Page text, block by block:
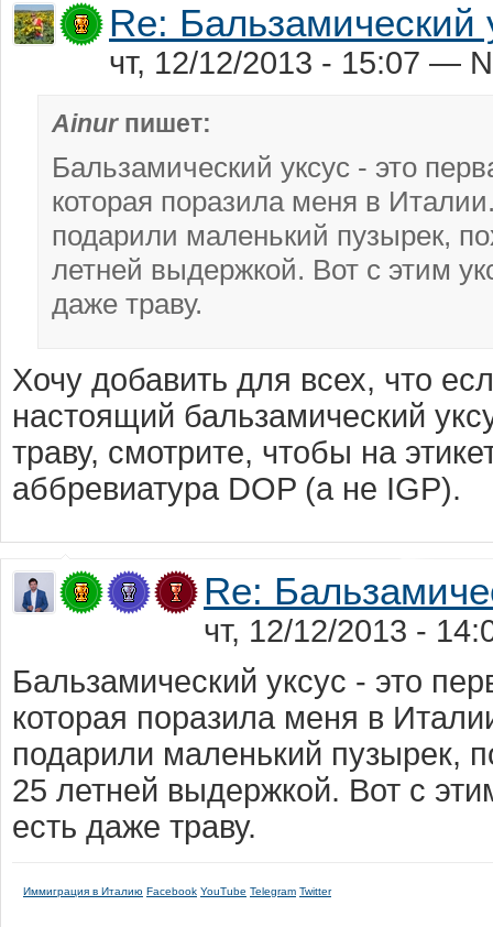
Re: Бальзамический
чт, 12/12/2013 - 15:07 —
Ainurпишет:
Бальзамический уксус - это
которая поразила меня в
подарили маленький пузырек,
летней выдержкой. Вот с этим
даже траву.
Хочу добавить для всех, что
настоящий бальзамический
траву, смотрите, чтобы на
аббревиатура DOP (а не IGP).
Re:
чт, 12/12/2013 -
Бальзамический уксус - это
которая поразила меня в
подарили маленький пузырек,
25 летней выдержкой. Вот с
есть даже траву.
Иммиграция в Италию Facebook YouTube Telegram Twitter